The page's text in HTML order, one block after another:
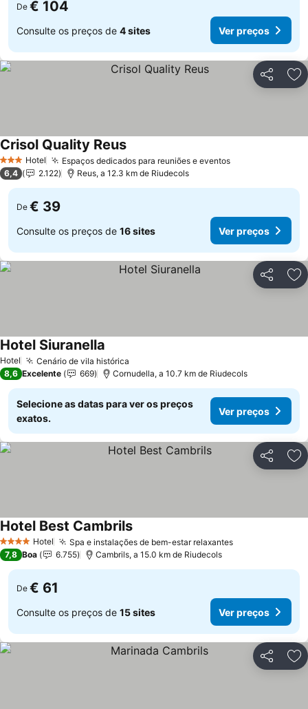
De € 104
Consulte os preços de 4 sites Ver preços
Partilhar
3 EstrelasHotel Espaços dedicados para reuniões e eventosVer preços
Crisol Quality ReusVer preços
6,4 2.122 Reus, a 12.3 km de Riudecols
De € 39
Consulte os preços de 16 sites Ver preços
Partilhar
Hotel Cenário de vila histórica
Hotel Siuranella
8,6 Excelente 669 Cornudella, a 10.7 km de Riudecols
Selecione as datas para ver os preços
exatos.
Ver preços
Partilhar
4 EstrelasHotel Spa e instalações de bem-estar relaxantesVer preços
Hotel Best CambrilsVer preços
7,8 Boa 6.755 Cambrils, a 15.0 km de Riudecols
De € 61
Consulte os preços de 15 sites Ver preços
Partilhar